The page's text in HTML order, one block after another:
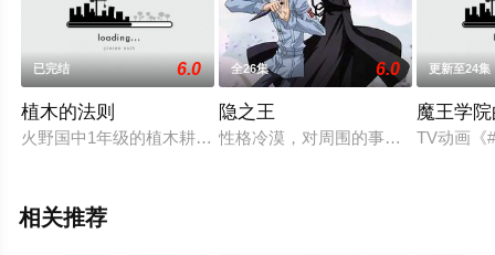
已完结 6.0
植木的法则
火野国中1年级的植木耕助，某天突然得到了“将自己认为是垃
全26集 6.0
隐之王
性格冷漠，对周围的事毫不关心的六
更新至24集
魔王学
TV动画《
相关推荐